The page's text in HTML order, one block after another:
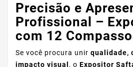
Precisão e
Profissional –
com 12
Se você procura unir qualidade,
impacto visual , o Expositor